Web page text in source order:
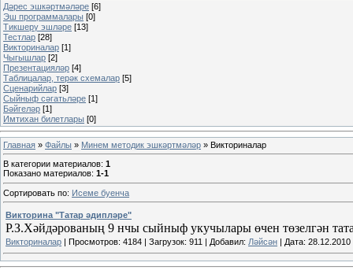
Дәрес эшкәртмәләре [6]
Эш программалары [0]
Тикшерү эшләре [13]
Тестлар [28]
Викториналар [1]
Чыгышлар [2]
Презентацияләр [4]
Таблицалар, терәк схемалар [5]
Сценарийлар [3]
Сыйныф сәгатьләре [1]
Бәйгеләр [1]
Имтихан билетлары [0]
Главная » Файлы » Минем методик эшкәртмәләр » Викториналар
В категории материалов: 1
Показано материалов: 1-1
Сортировать по: Исеме буенча
Викторина "Татар әдипләре"
Р.З.Хәйдәрованың 9 нчы сыйныф укучылары өчен төзелгән
Викториналар | Просмотров: 4184 | Загрузок: 911 | Добавил: Ләйсән | Дата: 28.12.2010